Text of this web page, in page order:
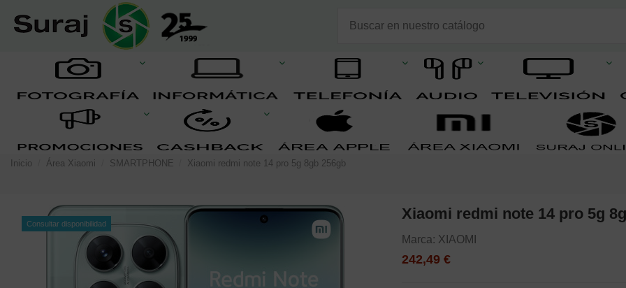
Inicio Área Xiaomi SMARTPHONE Xiaomi redmi note 14 pro 5g 8gb 256gb
Consultar disponibilidad
Xiaomi redmi note 14 pro 5g
Marca: XIAOMI
242,49 €